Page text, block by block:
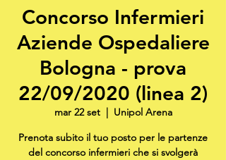
Concorso Infermieri
Aziende Ospedaliere
Bologna - prova
22/09/2020 (linea 2)
mar 22 set
  |
Unipol Arena
Prenota subito il tuo posto per le partenze
del concorso infermieri che si svolgerà